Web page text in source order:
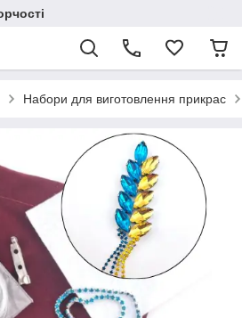
Набори для виготовлення прикрас